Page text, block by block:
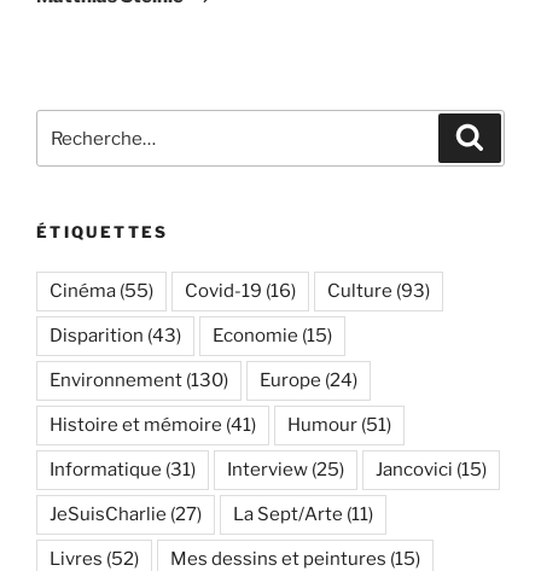
pour
ÉTIQUETTES
Cinéma (55) Covid-19 (16) Culture (93)
Disparition (43) Economie (15)
Environnement (130) Europe (24)
Histoire et mémoire (41) Humour (51)
Informatique (31) Interview (25) Jancovici (15)
JeSuisCharlie (27) La Sept/Arte (11)
Livres (52) Mes dessins et peintures (15)